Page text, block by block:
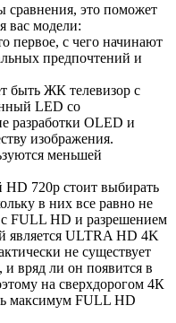
сравнения, это поможет
вас модели:
первое, с чего начинают
предпочтений и
быть ЖК телевизор с
LED со
разработки OLED и
изображения.
меньшей
720p стоит выбирать
в них все равно не
FULL HD и разрешением
является ULTRA HD 4K
не существует
и вряд ли он появится в
на сверхдорогом 4К
максимум FULL HD